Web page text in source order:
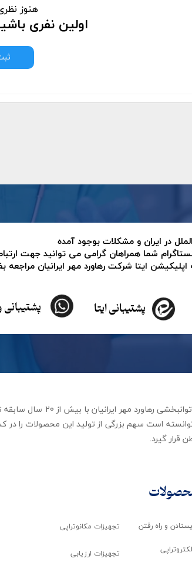
هنوز
اولین نفری
در ایران و مشکلات بوجود آمده
شما همراهان گرامی می توانید جهت
ایتا شرکت رهاورد مهر ایرانیان مراجعه
پشتیبانی ایتا
شرکت تجهیزات
است سهم بزرگی از تولید این محصولات را
قرار گیرد​​​​​​​.
و راه رفتن تجهیزات مکانوتراپی
تجهیزات ارزیابی